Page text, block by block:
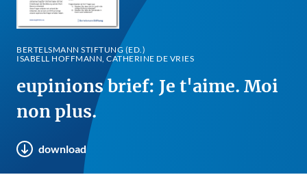
BERTELSMANN STIFTUNG (ED.)
ISABELL HOFFMANN, CATHERINE DE VRIES
eupinions brief: Je t'aime. Moi
non plus.
download